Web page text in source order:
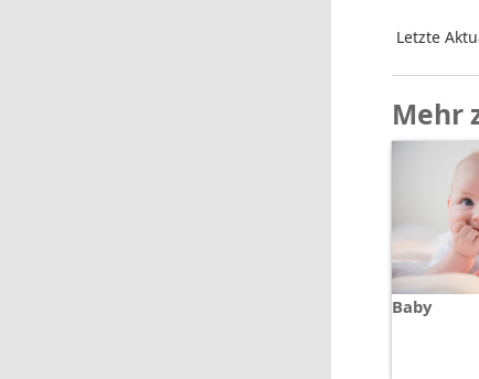
Letzte
Mehr
Baby